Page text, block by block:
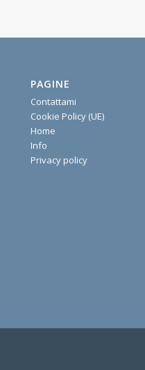
PAGINE
Contattami
Cookie Policy (UE)
Home
Info
Privacy policy